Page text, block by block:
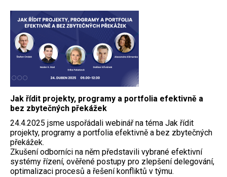
Jak řídit projekty, programy a portfolia efektivně a
bez zbytečných překážek
24.4.2025 jsme uspořádali webinář na téma Jak řídit
projekty, programy a portfolia efektivně a bez zbytečných
překážek.
Zkušení odborníci na něm představili vybrané efektivní
systémy řízení, ověřené postupy pro zlepšení delegování,
optimalizaci procesů a řešení konfliktů v týmu.